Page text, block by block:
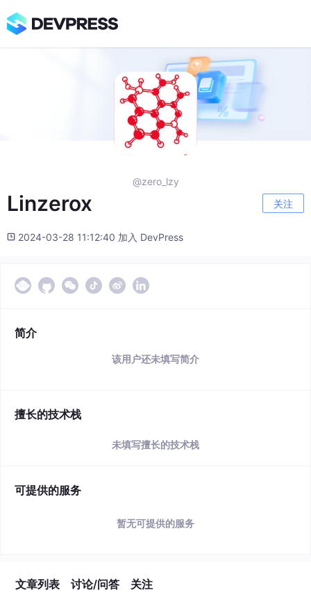
@zero_lzy
Linzerox 关注
2024-03-28 11:12:40 加入 DevPress
简介
该用户还未填写简介
擅长的技术栈
未填写擅长的技术栈
可提供的服务
暂无可提供的服务
文章列表 讨论/问答 关注